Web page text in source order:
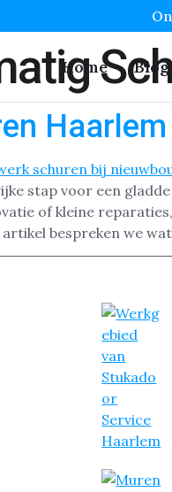
Home Blog
Haarlem
stap voor een
of kleine
bespreken we